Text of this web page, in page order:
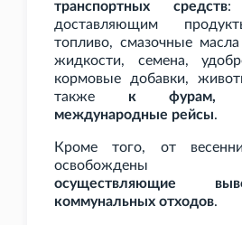
транспортных средств:
доставляющим
топливо, смазочные
жидкости, семена,
кормовые добавки,
также к фурам,
международные рейсы.
Кроме того, от
осуществляющие
коммунальных отходов.